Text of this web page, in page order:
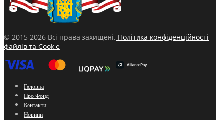
© 2015-2026 Всі права захищені. Політика конфіденційності
файлів та Cookie
Головна
Про Фонд
Контакти
Новини